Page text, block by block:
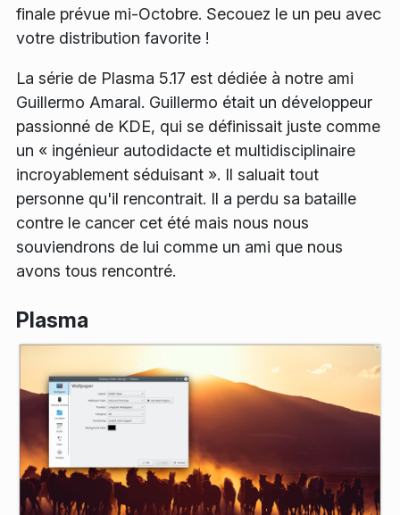
finale prévue mi-Octobre. Secouez le un peu avec
votre distribution favorite !
La série de Plasma 5.17 est dédiée à notre ami
Guillermo Amaral. Guillermo était un développeur
passionné de KDE, qui se définissait juste comme
un « ingénieur autodidacte et multidisciplinaire
incroyablement séduisant ». Il saluait tout
personne qu'il rencontrait. Il a perdu sa bataille
contre le cancer cet été mais nous nous
souviendrons de lui comme un ami que nous
avons tous rencontré.
Plasma